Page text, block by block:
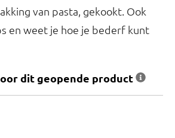
van pasta, gekookt. Ook
en weet je hoe je bederf kunt
dit geopende product